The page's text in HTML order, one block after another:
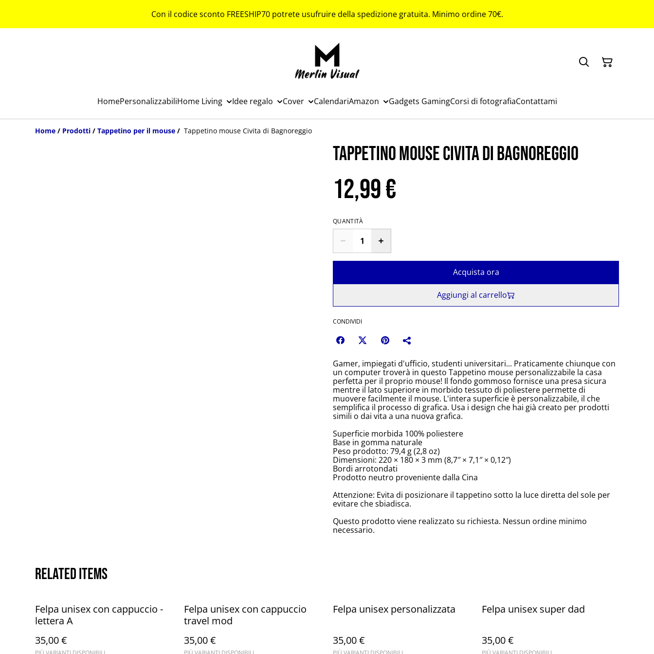
Con il codice sconto FREESHIP70 potrete usufruire della spedizione gratuita. Minimo ordine 70€.
HomePersonalizzabiliHome Living Idee regalo Cover CalendariAmazon Gadgets GamingCorsi di fotografiaContattami
Home / Prodotti / Tappetino per il mouse / Tappetino mouse Civita di Bagnoreggio
Tappetino mouse Civita di Bagnoreggio
12,99 €
QUANTITÀ
Acquista ora
Aggiungi al carrello
CONDIVIDI
Gamer, impiegati d'ufficio, studenti universitari... Praticamente chiunque con
un computer troverà in questo Tappetino mouse personalizzabile la casa
perfetta per il proprio mouse! Il fondo gommoso fornisce una presa sicura
mentre il lato superiore in morbido tessuto di poliestere permette di
muovere facilmente il mouse. L'intera superficie è personalizzabile, il che
semplifica il processo di grafica. Usa i design che hai già creato per prodotti
simili o dai vita a una nuova grafica.
Superficie morbida 100% poliestere
Base in gomma naturale
Peso prodotto: 79,4 g (2,8 oz)
Dimensioni: 220 × 180 × 3 mm (8,7″ × 7,1″ × 0,12″)
Bordi arrotondati
Prodotto neutro proveniente dalla Cina
Attenzione: Evita di posizionare il tappetino sotto la luce diretta del sole per
evitare che sbiadisca.
Questo prodotto viene realizzato su richiesta. Nessun ordine minimo
necessario.
Related items
Felpa unisex con cappuccio -
lettera A
35,00 €
Felpa unisex con cappuccio
travel mod
35,00 €
Felpa unisex personalizzata
35,00 €
Felpa unisex super dad
35,00 €